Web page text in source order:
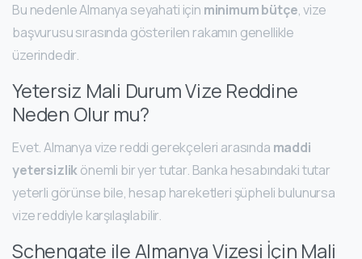
Bu nedenle Almanya seyahati için minimum bütçe, vize
başvurusu sırasında gösterilen rakamın genellikle
üzerindedir.
Yetersiz Mali Durum Vize Reddine
Neden Olur mu?
Evet. Almanya vize reddi gerekçeleri arasında maddi
yetersizlikönemli bir yer tutar. Banka hesabındaki tutar
yeterli görünse bile, hesap hareketleri şüpheli bulunursa
vize reddiyle karşılaşılabilir.
Schengate ile Almanya Vizesi İçin Mali